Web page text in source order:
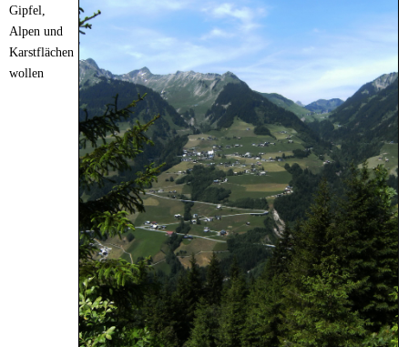
Gipfel,
Alpen und
Karstflächen
wollen